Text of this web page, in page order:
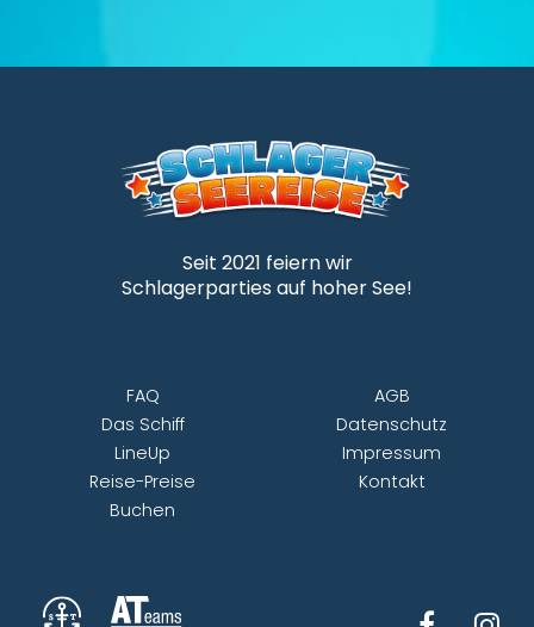
FAQ
Das Schiff
LineUp
Reise-Preise
Buchen
AGB
Datenschutz
Impressum
Kontakt
Seit 2021 feiern wir
Schlagerparties auf hoher See!